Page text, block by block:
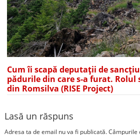
Cum îi scapă deputații de
pădurile din care s-a furat.
din Romsilva (RISE Project)
Lasă un răspuns
Adresa ta de email nu va fi publicată.Câmpurile